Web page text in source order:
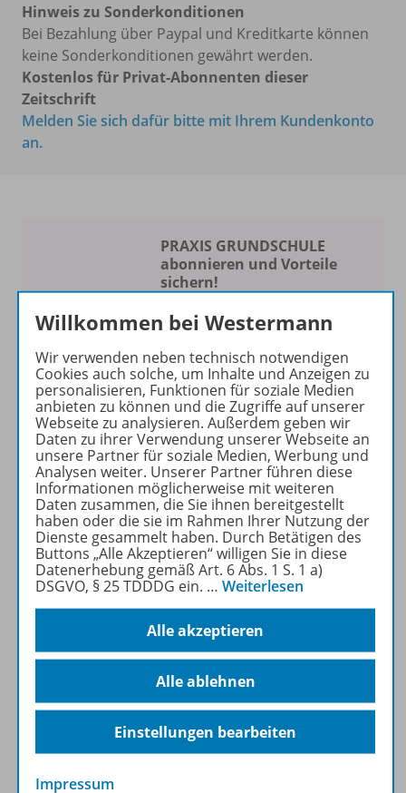
Hinweis zu Sonderkonditionen
Bei Bezahlung über Paypal und Kreditkarte können
keine Sonderkonditionen gewährt werden.
Kostenlos für Privat-Abonnenten dieser
Zeitschrift
Melden Sie sich dafür bitte mit Ihrem Kundenkonto
an.
PRAXIS GRUNDSCHULE
abonnieren und Vorteile
sichern!
Spaß am Unterrichten
Die Zeitschrift erscheint als
Print- und als digitale Version.
Beiträge und Materialien
können im Online-Archiv von
PRAXIS GRUNDSCHULE
kostenlos recherchiert und
heruntergeladen werden (nur
für Privatpersonen).
Jetzt kostengünstig
Probelesen oder gleich zum
Vorteilspreis abonnieren!
Informationen
Willkommen bei Westermann
Wir verwenden neben technisch notwendigen
Cookies auch solche, um Inhalte und Anzeigen zu
personalisieren, Funktionen für soziale Medien
anbieten zu können und die Zugriffe auf unserer
Webseite zu analysieren. Außerdem geben wir
Daten zu ihrer Verwendung unserer Webseite an
unsere Partner für soziale Medien, Werbung und
Analysen weiter. Unserer Partner führen diese
Informationen möglicherweise mit weiteren
Daten zusammen, die Sie ihnen bereitgestellt
haben oder die sie im Rahmen Ihrer Nutzung der
Dienste gesammelt haben. Durch Betätigen des
Buttons „Alle Akzeptieren“ willigen Sie in diese
Datenerhebung gemäß Art. 6 Abs. 1 S. 1 a)
DSGVO, § 25 TDDDG ein. … Weiterlesen
Alle akzeptieren
Alle ablehnen
Einstellungen bearbeiten
Impressum